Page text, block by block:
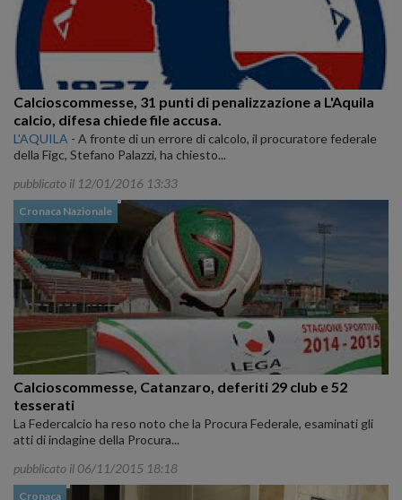
Calcioscommesse, 31 punti di penalizzazione a L'Aquila
calcio, difesa chiede file accusa.
L'AQUILA - A fronte di un errore di calcolo, il procuratore federale
della Figc, Stefano Palazzi, ha chiesto...
pubblicato il 12/01/2016 13:33
Cronaca Nazionale
Calcioscommesse, Catanzaro, deferiti 29 club e 52
tesserati
La Federcalcio ha reso noto che la Procura Federale, esaminati gli
atti di indagine della Procura...
pubblicato il 06/11/2015 18:18
Cronaca